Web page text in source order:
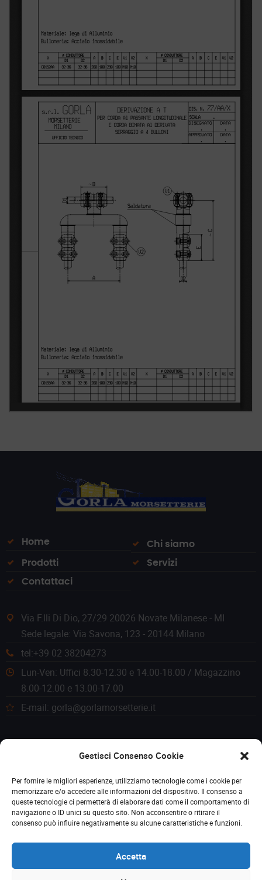
Gestisci Consenso Cookie
Per fornire le migliori esperienze, utilizziamo tecnologie come i cookie per
memorizzare e/o accedere alle informazioni del dispositivo. Il consenso a
queste tecnologie ci permetterà di elaborare dati come il comportamento di
navigazione o ID unici su questo sito. Non acconsentire o ritirare il
consenso può influire negativamente su alcune caratteristiche e funzioni.
Accetta
Home
Chi siamo
Prodotti
Servizi
Contattaci
Via F.lli Di Dio, 27/29 20026 Novate Milanese - MI
Sede legale: Via Savona, 123 - 20144 Milano
tel:+39 02 38204273
Lun-Ven: Uffici 8.30-12.30 e 14.00-18.00 / Magazzino
8.00-12.00 e 13.00-17.00
E-mail: gorla@gorlamorsetterie.it